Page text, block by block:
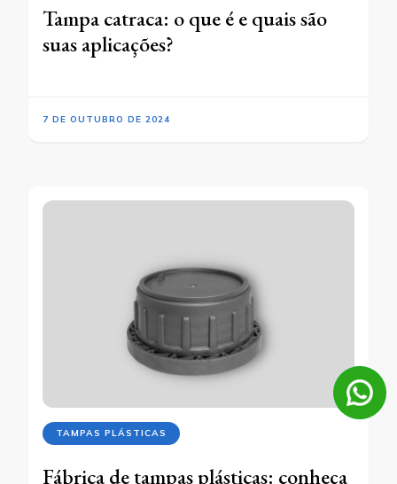
Tampa catraca: o que é e quais são
suas aplicações?
7 DE OUTUBRO DE 2024
TAMPAS PLÁSTICAS
Fábrica de tampas plásticas: conheça